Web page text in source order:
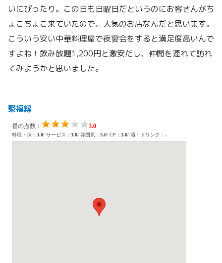
いにぴったり。この日も日曜日だというのにお客さんがち
ょこちょこ来ていたので、人気のお店なんだと思います。
こういう安い中華料理屋で夜宴会をすると満足度高いんで
すよね！飲み放題1,200円と激安だし、仲間を連れて訪れ
てみようかと思いました。
聚福縁